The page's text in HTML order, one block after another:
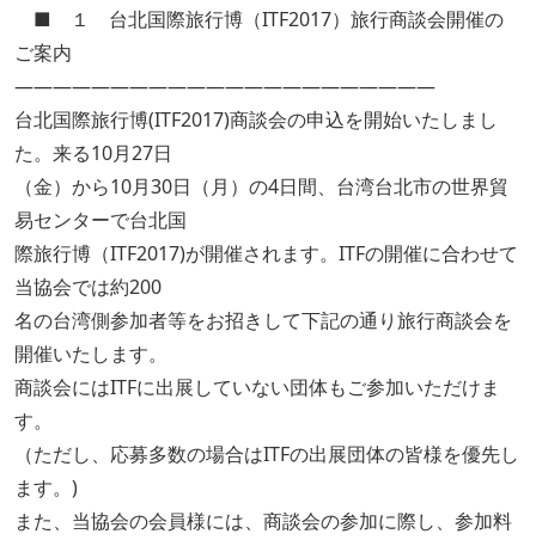
■ １ 台北国際旅行博（ITF2017）旅行商談会開催の
ご案内
――――――――――――――――――――――
台北国際旅行博(ITF2017)商談会の申込を開始いたしまし
た。来る10月27日
（金）から10月30日（月）の4日間、台湾台北市の世界貿
易センターで台北国
際旅行博（ITF2017)が開催されます。ITFの開催に合わせて
当協会では約200
名の台湾側参加者等をお招きして下記の通り旅行商談会を
開催いたします。
商談会にはITFに出展していない団体もご参加いただけま
す。
（ただし、応募多数の場合はITFの出展団体の皆様を優先し
ます。)
また、当協会の会員様には、商談会の参加に際し、参加料